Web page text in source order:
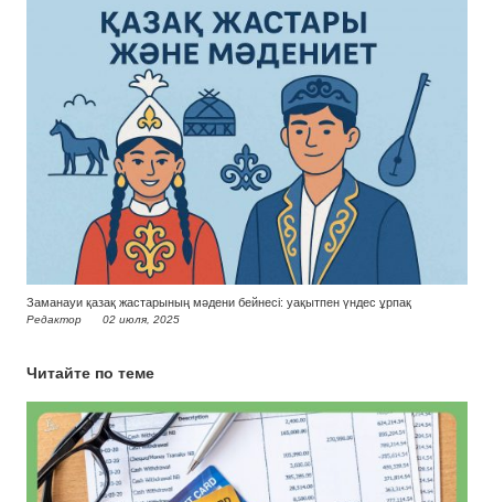
Заманауи қазақ жастарының мәдени бейнесі: уақытпен үндес ұрпақ
Редактор 02 июля, 2025
Читайте по теме